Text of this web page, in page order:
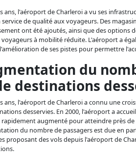
ans, l'aéroport de Charleroi a vu ses
de qualité aux voyageurs. Des
ont été ajoutés, ainsi que des options
voyageurs à mobilité réduite. L'aéroport a
de ses pistes pour permettre
du
destinations
ans, l'aéroport de Charleroi a connu une
desservies. En 2000, l'aéroport a
augmenté pour atteindre près de
du nombre de passagers est due en
proposant des vols depuis l'aéroport de